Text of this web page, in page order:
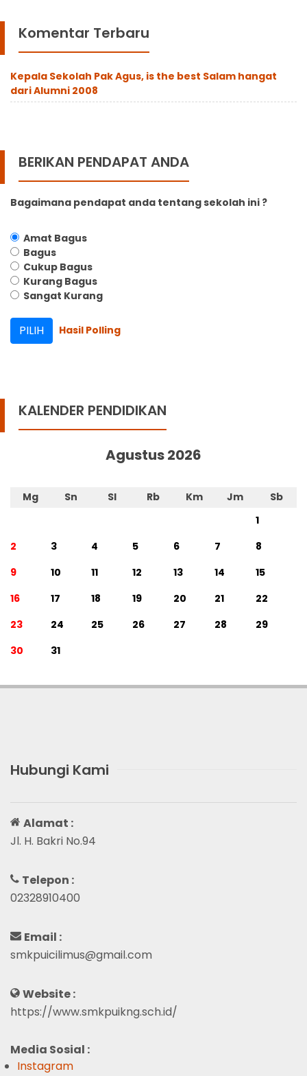
Komentar Terbaru
Kepala Sekolah Pak Agus, is the best Salam hangat
dari Alumni 2008
BERIKAN PENDAPAT ANDA
Bagaimana pendapat anda tentang sekolah ini ?
Amat Bagus
Bagus
Cukup Bagus
Kurang Bagus
Sangat Kurang
Hasil Polling
KALENDER PENDIDIKAN
Agustus 2026
Mg Sn Sl Rb Km Jm
Sb
1
2
3 4 5 6 7
8
9
10 11 12 13 14
15
16
17 18 19 20 21
22
23
24 25 26 27 28
29
30
31
Hubungi Kami
Alamat :
Jl. H. Bakri No.94
Telepon :
02328910400
Email :
smkpuicilimus@gmail.com
Website :
https://www.smkpuikng.sch.id/
Media Sosial :
Instagram